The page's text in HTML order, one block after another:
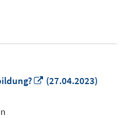
In
(27.04.2023)